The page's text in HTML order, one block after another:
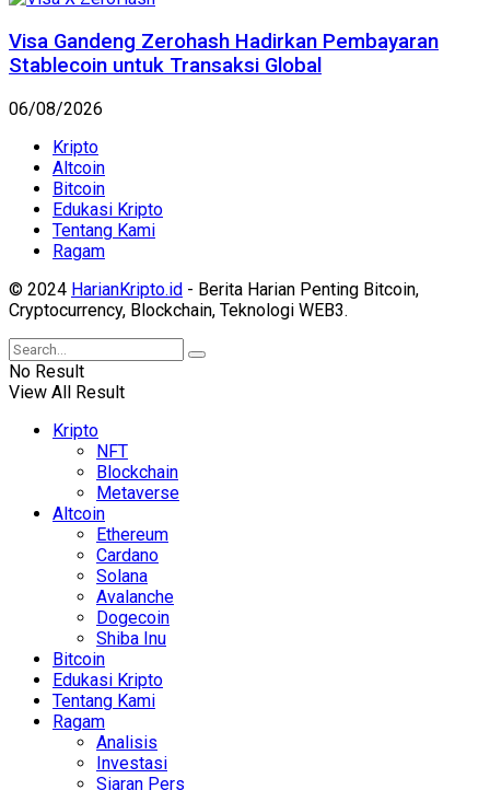
Visa Gandeng Zerohash Hadirkan Pembayaran
Stablecoin untuk Transaksi Global
06/08/2026
Kripto
Altcoin
Bitcoin
Edukasi Kripto
Tentang Kami
Ragam
© 2024 HarianKripto.id - Berita Harian Penting Bitcoin,
Cryptocurrency, Blockchain, Teknologi WEB3.
No Result
View All Result
Kripto
NFT
Blockchain
Metaverse
Altcoin
Ethereum
Cardano
Solana
Avalanche
Dogecoin
Shiba Inu
Bitcoin
Edukasi Kripto
Tentang Kami
Ragam
Analisis
Investasi
Siaran Pers